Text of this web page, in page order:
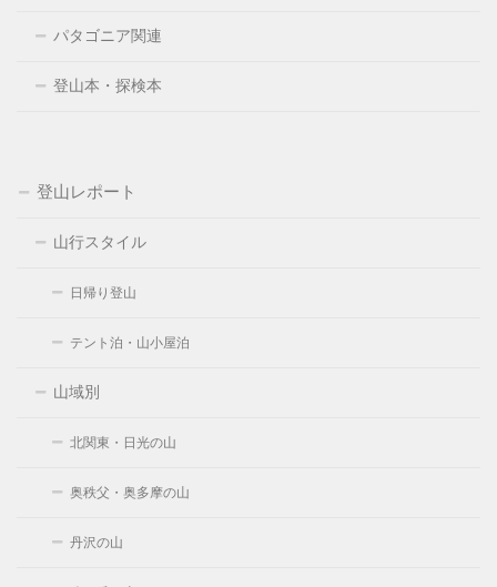
パタゴニア関連
登山本・探検本
登山レポート
山行スタイル
日帰り登山
テント泊・山小屋泊
山域別
北関東・日光の山
奥秩父・奥多摩の山
丹沢の山